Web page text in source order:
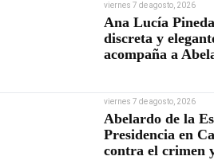
viernes 7 de agosto, 2026
Ana Lucía
discreta y
acompaña a
viernes 7 de agosto, 2026
Abelardo de la
Presidencia en
contra el crimen